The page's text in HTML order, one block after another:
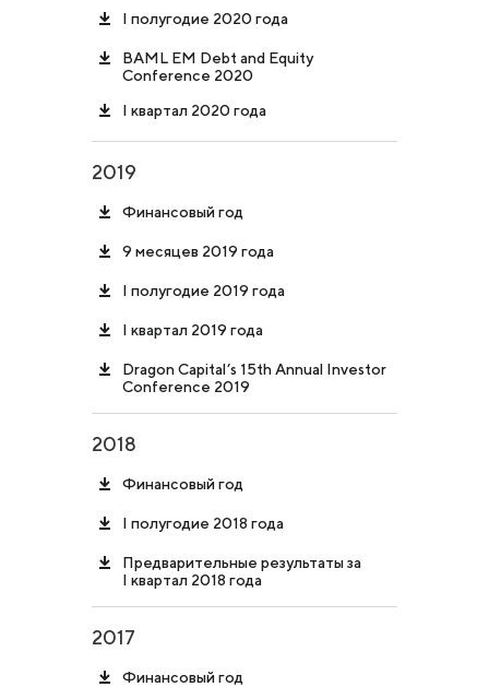
I полугодие 2020 года
BAML EM Debt and Equity
Conference 2020
I квартал 2020 года
2019
Финансовый год
9 месяцев 2019 года
I полугодие 2019 года
I квартал 2019 года
Dragon Capital’s 15th Annual Investor
Conference 2019
2018
Финансовый год
I полугодие 2018 года
Предварительные результаты за
I квартал 2018 года
2017
Финансовый год